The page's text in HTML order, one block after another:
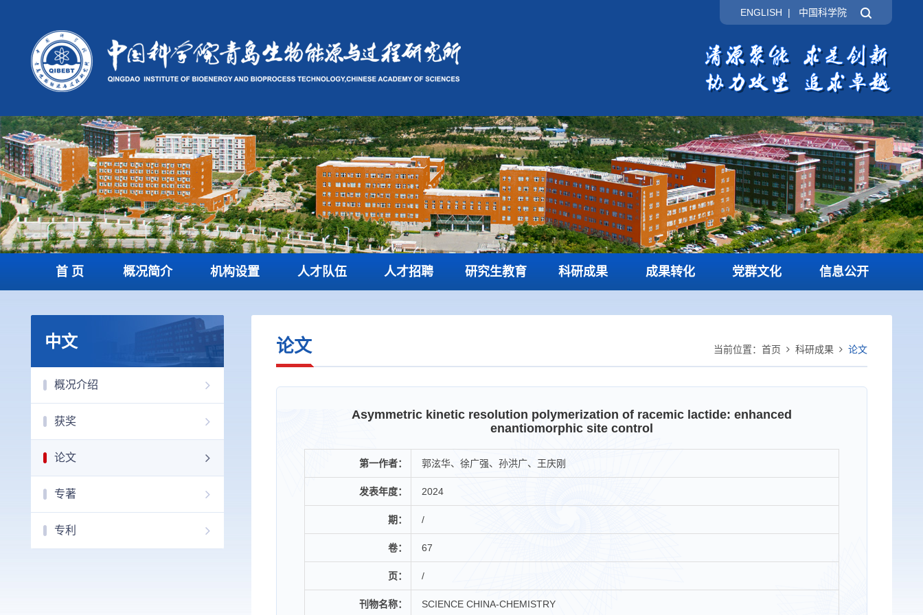
ENGLISH | 中国科学院
首 页 概况简介 机构设置 人才队伍 人才招聘 研究生教育 科研成果 成果转化 党群文化 信息公开
中文
概况介绍
获奖
论文
专著
专利
当前位置： 首页 科研成果 论文
论文
Asymmetric kinetic resolution polymerization of racemic lactide: enhanced
enantiomorphic site control
第一作者： 郭泫华、徐广强、孙洪广、王庆刚
发表年度： 2024
期： /
卷： 67
页： /
刊物名称： SCIENCE CHINA-CHEMISTRY